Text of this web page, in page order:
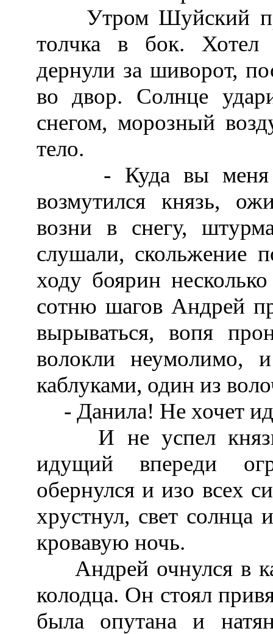
Утром Шуйский
толчка в бок. Хотел
дернули за шиворот,
во двор. Солнце
снегом, морозный
тело.
- Куда вы меня
возмутился князь,
возни в снегу,
слушали, скольжение
ходу боярин
сотню шагов Андрей
вырываться, вопя
волокли неумолимо,
каблуками, один из
- Данила! Не хочет
И не успел князь
идущий впереди
обернулся и изо всех
хрустнул, свет солнца
кровавую ночь.
Андрей очнулся в
колодца. Он стоял
была опутана и